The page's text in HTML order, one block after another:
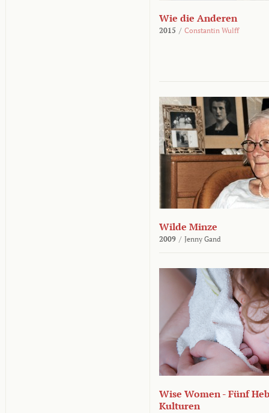
Wie die Anderen
2015 / Constantin Wulff
Wilde Minze
2009 / Jenny Gand
Wise Women - Fünf
Kulturen